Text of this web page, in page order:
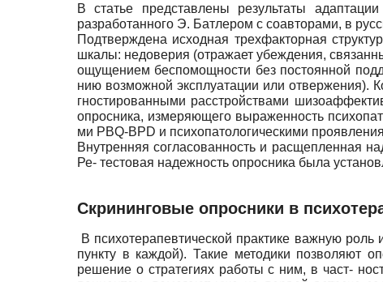
В статье представлены результаты
разработанного Э. Батлером с соавторами, в
Подтверждена исходная трехфакторная
шкалы: недоверия (отражает убеждения,
ощущением беспомощности без постоянной
нию возможной эксплуатации или отвержения).
гностированными расстройствами
опросника, измеряющего выраженность
ми PBQ-BPD и психопатологическими
Внутренняя согласованность и расщепленная
Ре- тестовая надежность опросника была
Скрининговые опросники в
В психотерапевтической практике важную
пункту в каждой). Такие методики позволяют
решение о стратегиях работы с ним, в част-